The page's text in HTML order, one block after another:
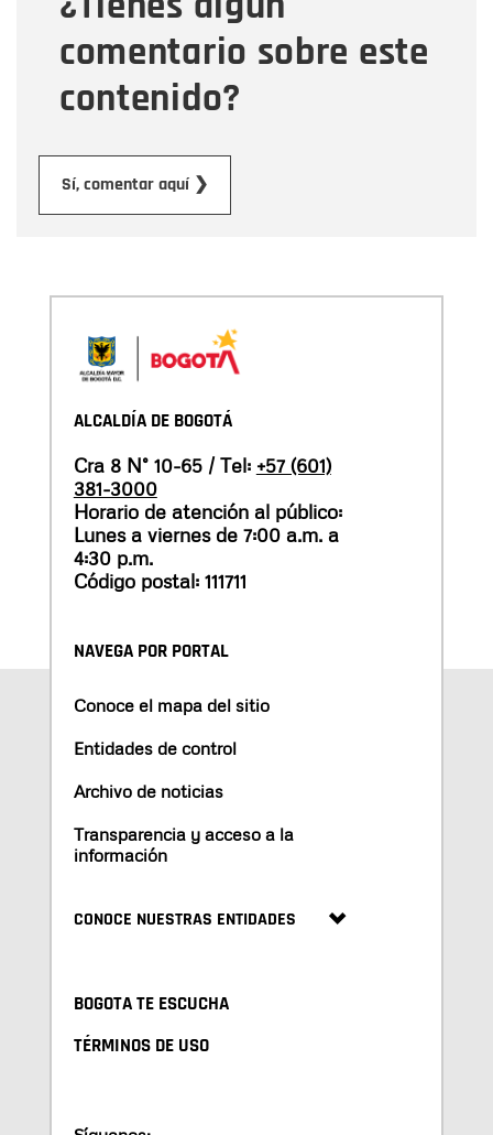
comentario sobre este
contenido?
Sí, comentar aquí ❯
ALCALDÍA DE BOGOTÁ
Cra 8 N° 10-65 / Tel: +57 (601)
381-3000
Horario de atención al público:
Lunes a viernes de 7:00 a.m. a
4:30 p.m.
Código postal: 111711
NAVEGA POR PORTAL
Conoce el mapa del sitio
Entidades de control
Archivo de noticias
Transparencia y acceso a la
información
CONOCE NUESTRAS ENTIDADES
BOGOTA TE ESCUCHA
TÉRMINOS DE USO